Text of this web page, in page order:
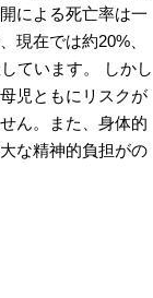
による死亡率は一
現在では約20%、
ています。 しかし
児ともにリスクが
ん。また、身体的
な精神的負担がの